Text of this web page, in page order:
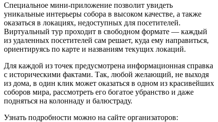
Специальное мини-приложение позволит увидеть
уникальные интерьеры собора в высоком качестве, а также
оказаться в локациях, недоступных для посетителей.
Виртуальный тур проходит в свободном формате — каждый
из удаленных посетителей сам решает, куда ему направиться,
ориентируясь по карте и названиям текущих локаций.
Для каждой из точек предусмотрена информационная справка
с историческими фактами. Так, любой желающий, не выходя
из дома, в один клик может оказаться в одном из красивейших
соборов мира, рассмотреть его богатое убранство и даже
подняться на колоннаду и балюстраду.
Узнать подробности можно на сайте организаторов: